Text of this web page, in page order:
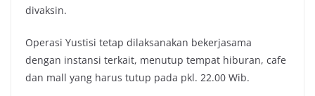
divaksin.
Operasi Yustisi tetap dilaksanakan bekerjasama
dengan instansi terkait, menutup tempat hiburan, cafe
dan mall yang harus tutup pada pkl. 22.00 Wib.